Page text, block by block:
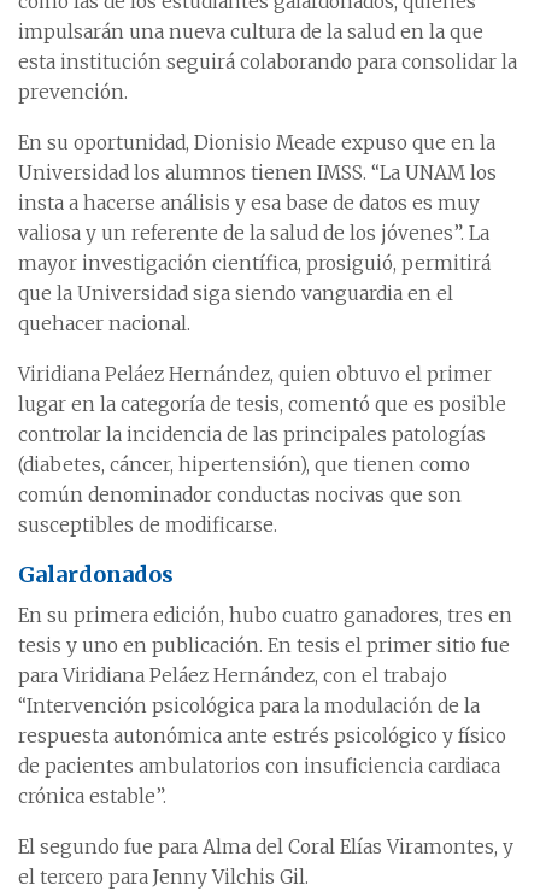
impulsarán una nueva cultura de la salud en la que
esta institución seguirá colaborando para consolidar la
prevención.
En su oportunidad, Dionisio Meade expuso que en la
Universidad los alumnos tienen IMSS. “La UNAM los
insta a hacerse análisis y esa base de datos es muy
valiosa y un referente de la salud de los jóvenes”. La
mayor investigación científica, prosiguió, permitirá
que la Universidad siga siendo vanguardia en el
quehacer nacional.
Viridiana Peláez Hernández, quien obtuvo el primer
lugar en la categoría de tesis, comentó que es posible
controlar la incidencia de las principales patologías
(diabetes, cáncer, hipertensión), que tienen como
común denominador conductas nocivas que son
susceptibles de modificarse.
Galardonados
En su primera edición, hubo cuatro ganadores, tres en
tesis y uno en publicación. En tesis el primer sitio fue
para Viridiana Peláez Hernández, con el trabajo
“Intervención psicológica para la modulación de la
respuesta autonómica ante estrés psicológico y físico
de pacientes ambulatorios con insuficiencia cardiaca
crónica estable”.
El segundo fue para Alma del Coral Elías Viramontes, y
el tercero para Jenny Vilchis Gil.